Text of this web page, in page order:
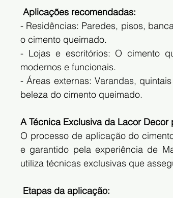
Aplicações recomendadas:
- Residências: Paredes, pisos,
o cimento queimado.
- Lojas e escritórios: O cimento
modernos e funcionais.
- Áreas externas: Varandas,
beleza do cimento queimado.
A Técnica Exclusiva da Lacor
O processo de aplicação do
e garantido pela experiência de
utiliza técnicas exclusivas que
Etapas da aplicação: